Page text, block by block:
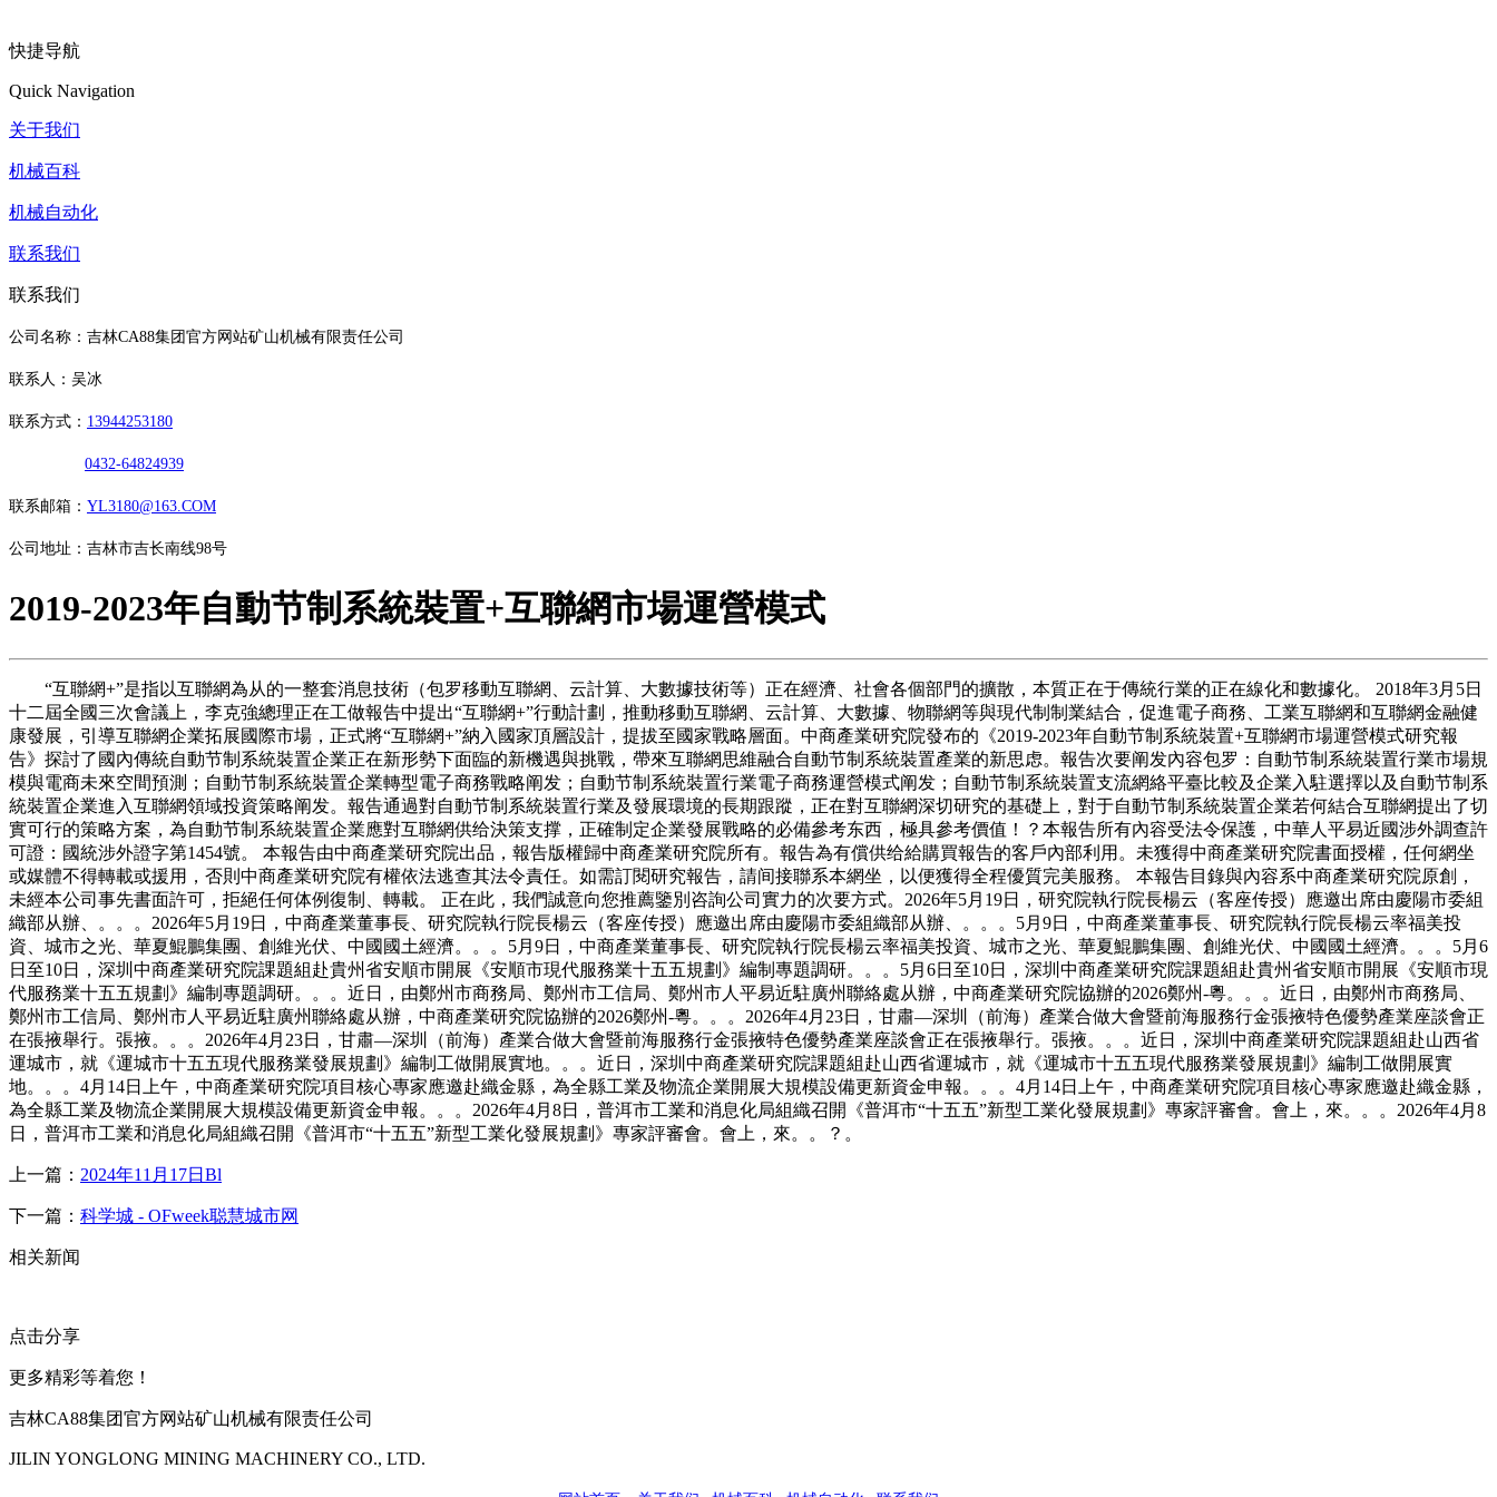
快捷导航
Quick Navigation
关于我们
机械百科
机械自动化
联系我们
联系我们
公司名称：吉林CA88集团官方网站矿山机械有限责任公司
联系人：吴冰
联系方式： 13944253180
0432-64824939
联系邮箱： YL3180@163.COM
公司地址：吉林市吉长南线98号
2019-2023年自動节制系統裝置+互聯網市場運營模式
“互聯網+”是指以互聯網為从的一整套消息技術（包罗移動互聯網、云計算、大數據技術等）正在經濟、社會各個部門的擴散，本質正在于傳統行業的正在線化和數據化。 2018年3月5日
十二屆全國三次會議上，李克強總理正在工做報告中提出“互聯網+”行動計劃，推動移動互聯網、云計算、大數據、物聯網等與現代制制業結合，促進電子商務、工業互聯網和互聯網金融健
康發展，引導互聯網企業拓展國際市場，正式將“互聯網+”納入國家頂層設計，提拔至國家戰略層面。中商產業研究院發布的《2019-2023年自動节制系統裝置+互聯網市場運營模式研究報
告》探討了國內傳統自動节制系統裝置企業正在新形勢下面臨的新機遇與挑戰，帶來互聯網思維融合自動节制系統裝置產業的新思虑。報告次要阐发內容包罗：自動节制系統裝置行業市場規
模與電商未來空間預測；自動节制系統裝置企業轉型電子商務戰略阐发；自動节制系統裝置行業電子商務運營模式阐发；自動节制系統裝置支流網絡平臺比較及企業入駐選擇以及自動节制系
統裝置企業進入互聯網領域投資策略阐发。報告通過對自動节制系統裝置行業及發展環境的長期跟蹤，正在對互聯網深切研究的基礎上，對于自動节制系統裝置企業若何結合互聯網提出了切
實可行的策略方案，為自動节制系統裝置企業應對互聯網供给決策支撑，正確制定企業發展戰略的必備參考东西，極具參考價值！？本報告所有內容受法令保護，中華人平易近國涉外調查許
可證：國統涉外證字第1454號。 本報告由中商產業研究院出品，報告版權歸中商產業研究院所有。報告為有償供给給購買報告的客戶內部利用。未獲得中商產業研究院書面授權，任何網坐
或媒體不得轉載或援用，否則中商產業研究院有權依法逃查其法令責任。如需訂閱研究報告，請间接聯系本網坐，以便獲得全程優質完美服務。 本報告目錄與內容系中商產業研究院原創，
未經本公司事先書面許可，拒絕任何体例復制、轉載。 正在此，我們誠意向您推薦鑒別咨詢公司實力的次要方式。2026年5月19日，研究院執行院長楊云（客座传授）應邀出席由慶陽市委組
織部从辦、。。。2026年5月19日，中商產業董事長、研究院執行院長楊云（客座传授）應邀出席由慶陽市委組織部从辦、。。。5月9日，中商產業董事長、研究院執行院長楊云率福美投
資、城市之光、華夏鯤鵬集團、創維光伏、中國國土經濟。。。5月9日，中商產業董事長、研究院執行院長楊云率福美投資、城市之光、華夏鯤鵬集團、創維光伏、中國國土經濟。。。5月6
日至10日，深圳中商產業研究院課題組赴貴州省安順市開展《安順市現代服務業十五五規劃》編制專題調研。。。5月6日至10日，深圳中商產業研究院課題組赴貴州省安順市開展《安順市現
代服務業十五五規劃》編制專題調研。。。近日，由鄭州市商務局、鄭州市工信局、鄭州市人平易近駐廣州聯絡處从辦，中商產業研究院協辦的2026鄭州-粵。。。近日，由鄭州市商務局、
鄭州市工信局、鄭州市人平易近駐廣州聯絡處从辦，中商產業研究院協辦的2026鄭州-粵。。。2026年4月23日，甘肅—深圳（前海）產業合做大會暨前海服務行金張掖特色優勢產業座談會正
在張掖舉行。張掖。。。2026年4月23日，甘肅—深圳（前海）產業合做大會暨前海服務行金張掖特色優勢產業座談會正在張掖舉行。張掖。。。近日，深圳中商產業研究院課題組赴山西省
運城市，就《運城市十五五現代服務業發展規劃》編制工做開展實地。。。近日，深圳中商產業研究院課題組赴山西省運城市，就《運城市十五五現代服務業發展規劃》編制工做開展實
地。。。4月14日上午，中商產業研究院項目核心專家應邀赴織金縣，為全縣工業及物流企業開展大規模設備更新資金申報。。。4月14日上午，中商產業研究院項目核心專家應邀赴織金縣，
為全縣工業及物流企業開展大規模設備更新資金申報。。。2026年4月8日，普洱市工業和消息化局組織召開《普洱市“十五五”新型工業化發展規劃》專家評審會。會上，來。。。2026年4月8
日，普洱市工業和消息化局組織召開《普洱市“十五五”新型工業化發展規劃》專家評審會。會上，來。。？。
上一篇： 2024年11月17日Bl
下一篇： 科学城 - OFweek聪慧城市网
相关新闻
点击分享
更多精彩等着您！
吉林CA88集团官方网站矿山机械有限责任公司
JILIN YONGLONG MINING MACHINERY CO., LTD.